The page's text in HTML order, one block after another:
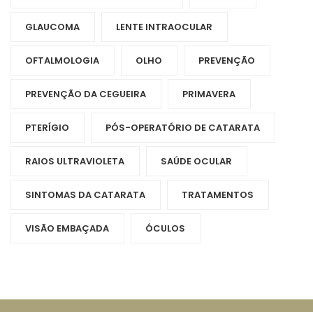
GLAUCOMA LENTE INTRAOCULAR
OFTALMOLOGIA OLHO PREVENÇÃO
PREVENÇÃO DA CEGUEIRA PRIMAVERA
PTERÍGIO PÓS-OPERATÓRIO DE CATARATA
RAIOS ULTRAVIOLETA SAÚDE OCULAR
SINTOMAS DA CATARATA TRATAMENTOS
VISÃO EMBAÇADA ÓCULOS